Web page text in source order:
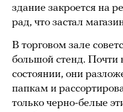
здание закроется на
рад, что застал
В торговом зале
большой стенд. Почти
состоянии, они
папкам и
только черно-белые